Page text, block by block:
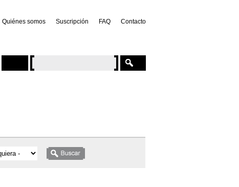
Quiénes somos Suscripción FAQ Contacto